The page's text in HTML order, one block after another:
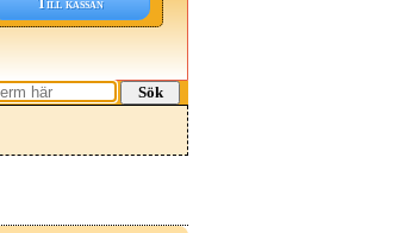
Till kassan
Sök